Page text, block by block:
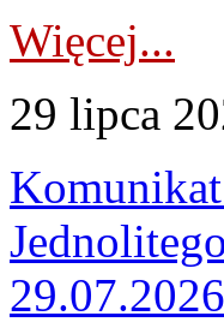
Więcej...
29 lipca
29.07.2026